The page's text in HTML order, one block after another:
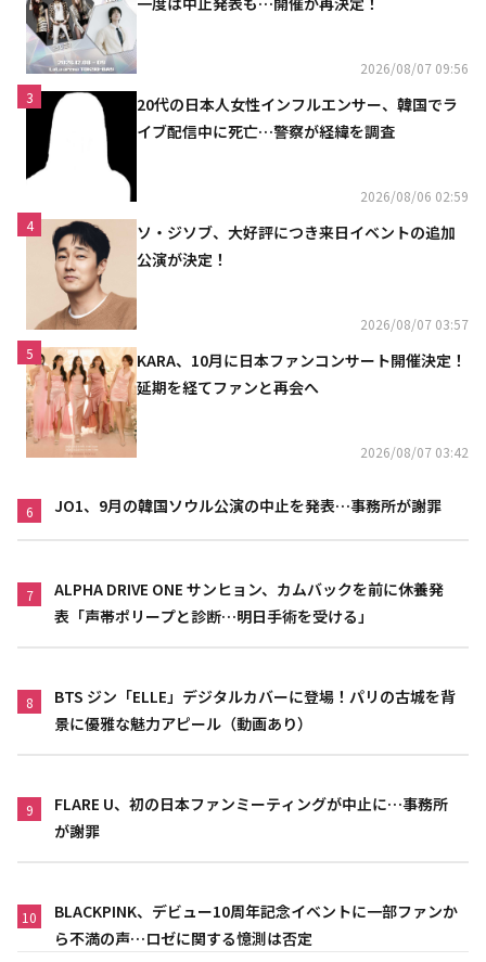
2026/08/07 09:56
3
20代の日本人女性インフルエンサー、韓国でラ
イブ配信中に死亡…警察が経緯を調査
2026/08/06 02:59
4
ソ・ジソブ、大好評につき来日イベントの追加
公演が決定！
2026/08/07 03:57
5
KARA、10月に日本ファンコンサート開催決定！
延期を経てファンと再会へ
2026/08/07 03:42
6 JO1、9月の韓国ソウル公演の中止を発表…事務所が謝罪
7
ALPHA DRIVE ONE サンヒョン、カムバックを前に休養発
表「声帯ポリープと診断…明日手術を受ける」
8
BTS ジン「ELLE」デジタルカバーに登場！パリの古城を背
景に優雅な魅力アピール（動画あり）
9
FLARE U、初の日本ファンミーティングが中止に…事務所
が謝罪
10
BLACKPINK、デビュー10周年記念イベントに一部ファンか
ら不満の声…ロゼに関する憶測は否定